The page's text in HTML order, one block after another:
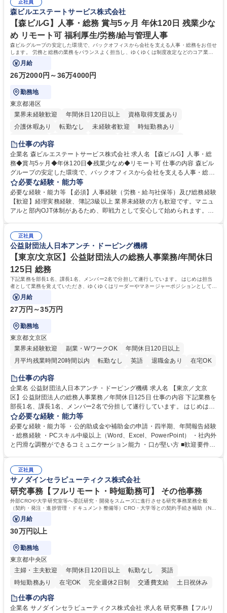
の他に担当頂く業務が発生する場合があります。 募集職種 【営業事務】
業務職/三井物産グループ/平均残業時間10H/完全週休2日
ション力がある方。 ・チャレンジを厭わず、粘り強く業務に取り組める
方。多様な関係者と謙虚に信頼関係を構築でき、期限を意識したスケジュ
ール管理が出来る方。※将来的に他部署（営業部門、コーポレート部門）
へのジョブローテーションの可能性があります。 学歴・資格 学歴：大学
院 大学 語学力： 資格：宅地建物取引士
正社員
森ビルエステートサービス株式会社
【森ビルG】人事・総務 賞与5ヶ月 年休120日 残業少な
め リモート可 福利厚生/労務/給与管理人事
森ビルグループの安定した環境で、バックオフィスから会社を支える人事・総務をお任せ
します。 労務と総務の業務をバランスよく担当し、ゆくゆくは制度改定などのコア業務
にも挑戦できる、やりがいある環境です。
月給
26万2000円～36万4000円
勤務地
東京都港区
業界未経験歓迎
年間休日120日以上
資格取得支援あり
介護休暇あり
転勤なし 未経験者歓迎
時短勤務あり
経験者歓迎
完全週休2日制
交通費支給 長期歓迎 駅近5分以内 土日祝休み
仕事の内容
企業名 森ビルエステートサービス株式会社 求人名 【森ビルG】人事・総
務◆賞与5ヶ月◆年休120日◆残業少なめ◆リモート可 仕事の内容 森ビル
グループの安定した環境で、バックオフィスから会社を支える人事・総務
をお任せします。 労務と総務の業務をバランスよく担当し、ゆくゆくは制
度改定などのコア業務にも挑戦できる、やりがいある環境です。 ■勤怠管
理、給与計算、社会保険手続き、年末調整等の労務管理全般 ■入退社手続
き、社内規定の改定や人事制度改定などのコア業務 ■社内イベントの企画
でも質問・相談できる環境が整っているため、安心して成長できます。 募
集職種 【森ビルG】人事・総務◆賞与5ヶ月◆年休120日◆残業少なめ◆
リモート可
必要な経験・能力等
必要な経験・能力等 【必須】人事経験（労務・給与社保等）及び総務経験
【歓迎】経理実務経験、簿記3級以上 業界未経験の方も歓迎です。マニュ
アルと部内OJT体制があるため、即戦力として安心して始められます。
務に挑戦できるため、自身の成長と組織への貢献度をダイレクトに実感で
きます。 残業少なめ、週1日リモート可など、ワークライフバランスを保
ち長期活躍できる環境です。 「これまでの幅広い経験を活かし、長期的な
キャリアを築きたい」という前向きな意欲と挑戦を全力で応援します。 学
歴・資格 学歴：大学院 大学 高専 短大 専修学校 高校 語学力： 資格：日商
簿記検定1級 日商簿記検定2級 日商簿記検定3級
正社員
公益財団法人日本アンチ・ドーピング機構
【東京/文京区】公益財団法人の総務人事業務/年間休日
125日 総務
下記業務を部長1名、課長1名、メンバー2名で分担して遂行しています。 はじめは担当
者として業務を覚えていただき、ゆくゆくはリーダーやマネージャーポジションとして活
躍いただくことを期待しています。
月給
27万円～35万円
勤務地
東京都文京区
業界未経験歓迎
副業・WワークOK
年間休日120日以上
月平均残業時間20時間以内
転勤なし 英語 退職金あり
在宅OK
賞与あり
育休あり
食事補助あり
仕事の内容
企業名 公益財団法人日本アンチ・ドーピング機構 求人名 【東京／文京
区】公益財団法人の総務人事業務／年間休日125日 仕事の内容 下記業務を
部長1名、課長1名、メンバー2名で分担して遂行しています。 はじめは担
当者として業務を覚えていただき、ゆくゆくはリーダーやマネージャーポ
ジションとして活躍いただくことを期待しています。 【総務・人事グルー
プの業務内容】 ・人事制度関連 ・採用活動 ・教育研修の企画、実行 ・勤
怠管理 ・官公庁への各種提出 ・法定の会議運営（評議員会、理事会） ・
管理 ・福利厚生関連 ・職員からの問合せ、相談対応 ・その他日常の総務
業務全般 募集職種 【東京／文京区】公益財団法人の総務人事業務／年間
休日125日
必要な経験・能力等
必要な経験・能力等 ・公的助成金や補助金の申請・四半期、年間報告経験
・総務経験 ・PCスキル中級以上（Word、Excel、PowerPoint） ・社内外
と円滑な調整ができるコミュニケーション能力 ・口が堅い方 ■歓迎要件
正社員
サノダインセラピューティクス株式会社
研究事務【フルリモート・時短勤務可】 その他事務
外部CROや大学研究室等へ委託研究・開発をスムーズに進行させる研究事務業務全般
（契約・発注・進捗管理・ドキュメント整備等）CRO・大学等との契約手続き補助（ND
A・委託・共同研究契約等の進行・記録管理）
月給
30万円以上
勤務地
東京都中央区
主婦・主夫歓迎
年間休日120日以上 転勤なし
英語
時短勤務あり
在宅OK 完全週休2日制 交通費支給 土日祝休み
仕事の内容
企業名 サノダインセラピューティクス株式会社 求人名 研究事務【フルリ